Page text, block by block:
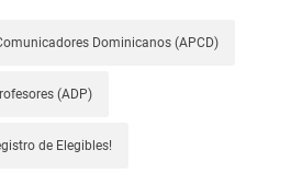
Dominicanos (APCD)
(ADP)
de Elegibles!